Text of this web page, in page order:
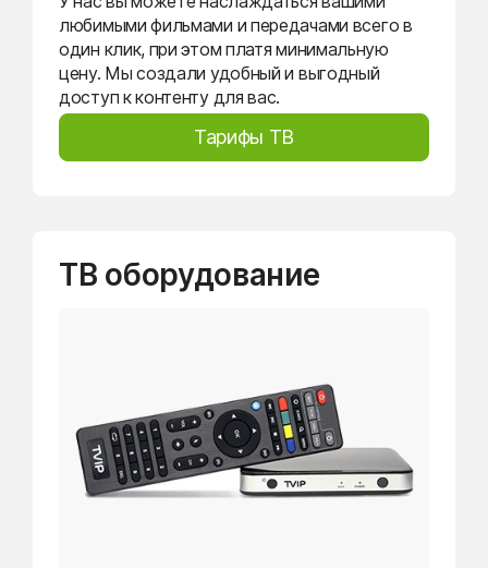
любимыми фильмами и передачами всего в
один клик, при этом платя минимальную
цену. Мы создали удобный и выгодный
доступ к контенту для вас.
Тарифы ТВ
ТВ оборудование